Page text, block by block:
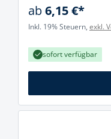
ab6,15 €*
Inkl. 19% Steuern, exkl.
sofort verfügbar